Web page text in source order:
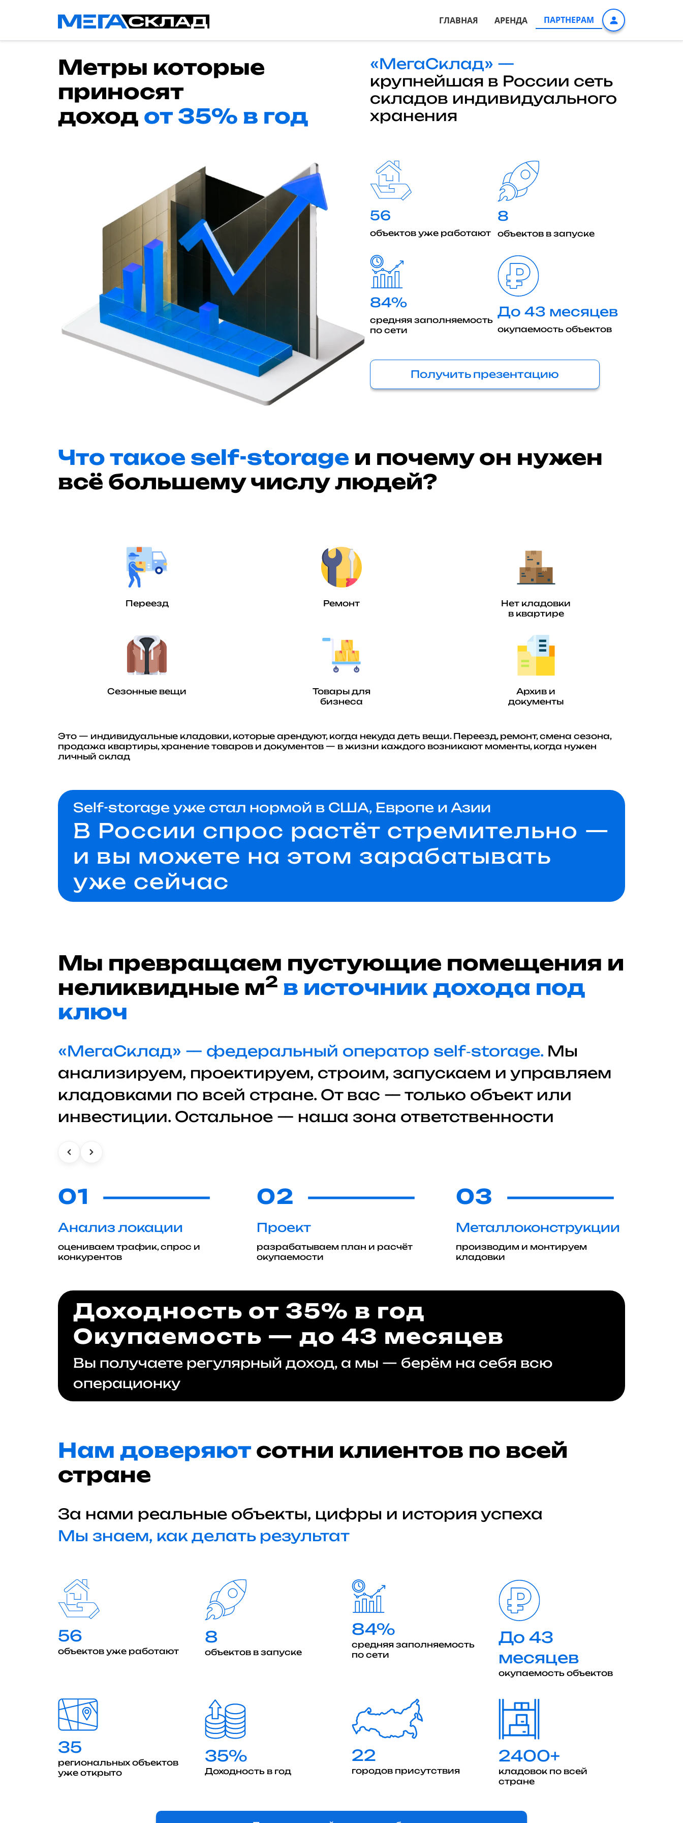
ГЛАВНАЯ АРЕНДА ПАРТНЕРАМ
Метры которые
приносят
доход от 35% в год
«МегаСклад» —
крупнейшая в России сеть
складов индивидуального
хранения
56
объектов уже работают
8
объектов в запуске
84%
средняя заполняемость
по сети
До 43 месяцев
окупаемость объектов
Получить презентацию
Что такое self-storage и почему он нужен
всё большему числу людей?
Переезд Ремонт
Нет кладовки
в квартире
Сезонные вещи
Товары для
бизнеса
Архив и
документы
Это — индивидуальные кладовки, которые арендуют, когда некуда деть вещи. Переезд, ремонт, смена сезона,
продажа квартиры, хранение товаров и документов — в жизни каждого возникают моменты, когда нужен
личный склад
Self-storage уже стал нормой в США, Европе и Азии
В России спрос растёт стремительно —
и вы можете на этом зарабатывать
уже сейчас
Мы превращаем пустующие помещения и
неликвидные м2 в источник дохода под
ключ
«МегаСклад» — федеральный оператор self‑storage. Мы
анализируем, проектируем, строим, запускаем и управляем
кладовками по всей стране. От вас — только объект или
инвестиции. Остальное — наша зона ответственности
01
Анализ локации
оцениваем трафик, спрос и
конкурентов
02
Проект
разрабатываем план и расчёт
окупаемости
03
Металлоконструкции
производим и монтируем
кладовки
Доходность от 35% в год
Окупаемость — до 43 месяцев
Вы получаете регулярный доход, а мы — берём на себя всю
операционку
Нам доверяютсотни клиентов по всей
стране
За нами реальные объекты, цифры и история успеха
Мы знаем, как делать результат
56
объектов уже работают
8
объектов в запуске
84%
средняя заполняемость
по сети
До 43
месяцев
окупаемость объектов
35
региональных объектов
уже открыто
35%
Доходность в год
22
городов присутствия
2400+
кладовок по всей
стране